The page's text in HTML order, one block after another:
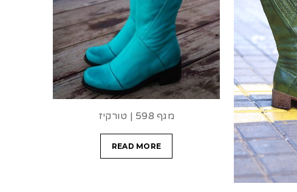
מגף 598 | טורקיז
READ MORE